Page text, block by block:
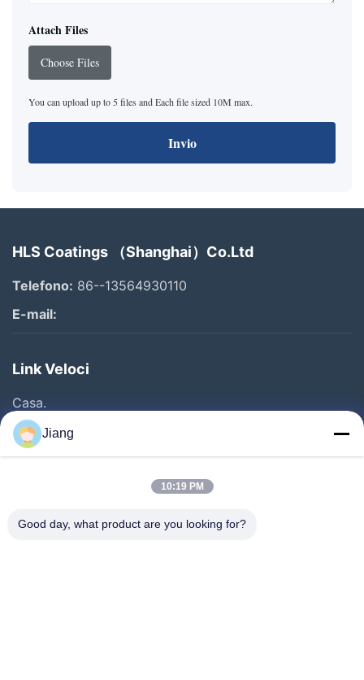
Attach Files
Choose Files
You can upload up to 5 files and Each file sized 10M max.
Invio
HLS Coatings （Shanghai）Co.Ltd
Telefono: 86--13564930110
E-mail:
Link Veloci
Casa.
Prodotti
Video
Su Di Noi
Jiang
10:19 PM
Good day, what product are you looking for?